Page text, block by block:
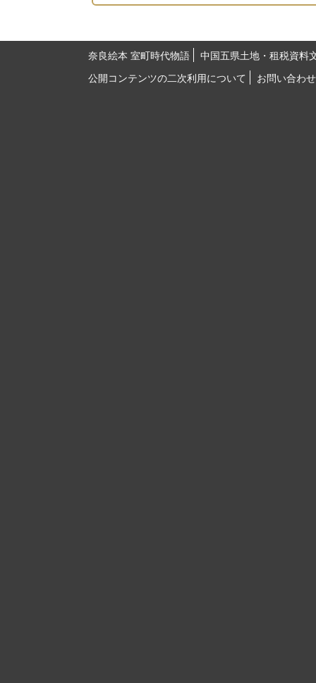
奈良絵本 室町時代物語
中国五県土地・租税資料
公開コンテンツの二次利用について
お問い合わせ